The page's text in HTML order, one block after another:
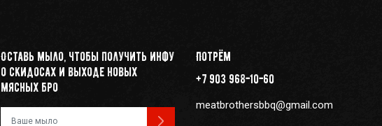
Оставь мыло, чтобы получить инфу
о скидосах и выходе новых
мясных бро
Потрём
+7 903 968-10-60
meatbrothersbbq@gmail.com